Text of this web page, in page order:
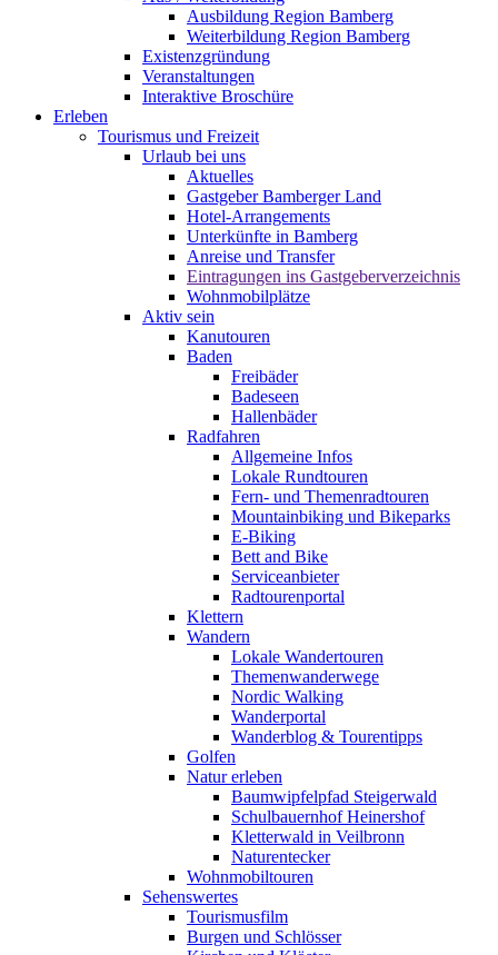
Ausbildung Region Bamberg
Weiterbildung Region Bamberg
Existenzgründung
Veranstaltungen
Interaktive Broschüre
Erleben
Tourismus und Freizeit
Urlaub bei uns
Aktuelles
Gastgeber Bamberger Land
Hotel-Arrangements
Unterkünfte in Bamberg
Anreise und Transfer
Eintragungen ins Gastgeberverzeichnis
Wohnmobilplätze
Aktiv sein
Kanutouren
Baden
Freibäder
Badeseen
Hallenbäder
Radfahren
Allgemeine Infos
Lokale Rundtouren
Fern- und Themenradtouren
Mountainbiking und Bikeparks
E-Biking
Bett and Bike
Serviceanbieter
Radtourenportal
Klettern
Wandern
Lokale Wandertouren
Themenwanderwege
Nordic Walking
Wanderportal
Wanderblog & Tourentipps
Golfen
Natur erleben
Baumwipfelpfad Steigerwald
Schulbauernhof Heinershof
Kletterwald in Veilbronn
Naturentecker
Wohnmobiltouren
Sehenswertes
Tourismusfilm
Burgen und Schlösser